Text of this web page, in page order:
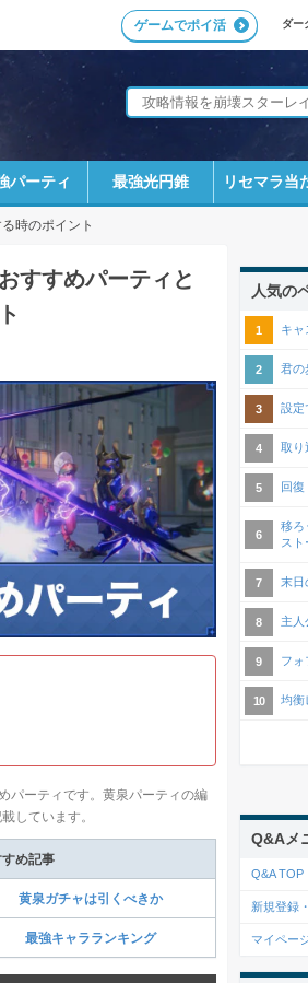
ダー
ゲームでポイ活
パーティ 最強光円錐 リセマラ当
時のポイント
すすめパーティと
パーティです。黄泉パーティの編
しています。
め記事
黄泉ガチャは引くべきか
最強キャラランキング
人気の
キャ
君の
設定
取り
回
移ろ
スト
末日
主人
フォ
均衡
Q&Aメ
Q&A TOP
新規登録
マイペー